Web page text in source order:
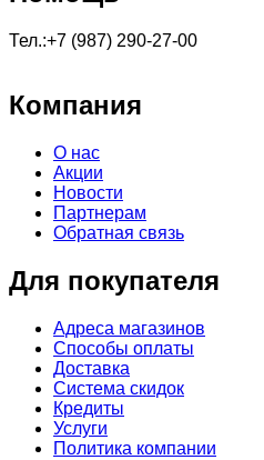
Тел.:+7 (987) 290-27-00
Компания
О нас
Акции
Новости
Партнерам
Обратная связь
Для покупателя
Адреса магазинов
Способы оплаты
Доставка
Система скидок
Кредиты
Услуги
Политика компании